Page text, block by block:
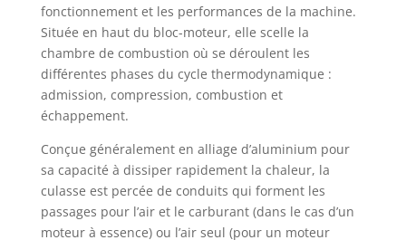
fonctionnement et les performances de la machine.
Située en haut du bloc-moteur, elle scelle la
chambre de combustion où se déroulent les
différentes phases du cycle thermodynamique :
admission, compression, combustion et
échappement.
Conçue généralement en alliage d’aluminium pour
sa capacité à dissiper rapidement la chaleur, la
culasse est percée de conduits qui forment les
passages pour l’air et le carburant (dans le cas d’un
moteur à essence) ou l’air seul (pour un moteur